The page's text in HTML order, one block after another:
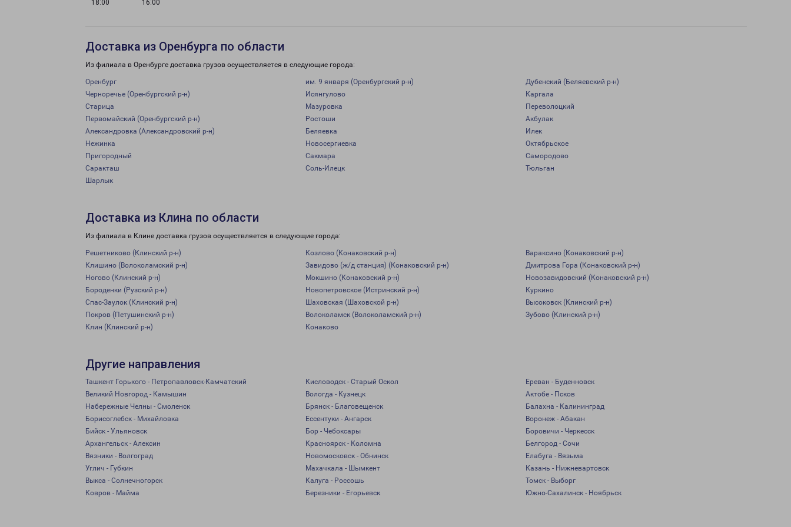
18:00
16:00
Доставка из Оренбурга по области
Из филиала в Оренбурге доставка грузов осуществляется в следующие города:
Оренбург им. 9 января (Оренбургский р-н)
Дубенский (Беляевский р-н)
Черноречье (Оренбургский р-н)
Исянгулово
Каргала
Старица
Мазуровка
Переволоцкий
Первомайский (Оренбургский р-н)
Ростоши
Акбулак
Александровка (Александровский р-н)
Беляевка
Илек
Нежинка
Новосергиевка
Октябрьское
Пригородный
Сакмара
Самородово
Саракташ
Соль-Илецк
Тюльган
Шарлык
Доставка из Клина по области
Из филиала в Клине доставка грузов осуществляется в следующие города:
Решетниково (Клинский р-н) Козлово (Конаковский р-н)
Вараксино (Конаковский р-н)
Клишино (Волоколамский р-н)
Завидово (ж/д станция) (Конаковский р-н)
Дмитрова Гора (Конаковский р-н)
Ногово (Клинский р-н)
Мокшино (Конаковский р-н)
Новозавидовский (Конаковский р-н)
Бороденки (Рузский р-н)
Новопетровское (Истринский р-н)
Куркино
Спас-Заулок (Клинский р-н)
Шаховская (Шаховской р-н)
Высоковск (Клинский р-н)
Покров (Петушинский р-н)
Волоколамск (Волоколамский р-н)
Зубово (Клинский р-н)
Клин (Клинский р-н)
Конаково
Другие направления
Ташкент Горького - Петропавловск-Камчатский Кисловодск - Старый Оскол
Ереван - Буденновск
Великий Новгород - Камышин
Вологда - Кузнецк
Актобе - Псков
Набережные Челны - Смоленск
Брянск - Благовещенск
Балахна - Калининград
Борисоглебск - Михайловка
Ессентуки - Ангарск
Воронеж - Абакан
Бийск - Ульяновск
Бор - Чебоксары
Боровичи - Черкесск
Архангельск - Алексин
Красноярск - Коломна
Белгород - Сочи
Вязники - Волгоград
Новомосковск - Обнинск
Елабуга - Вязьма
Углич - Губкин
Махачкала - Шымкент
Казань - Нижневартовск
Выкса - Солнечногорск
Калуга - Россошь
Томск - Выборг
Ковров - Майма
Березники - Егорьевск Южно-Сахалинск - Ноябрьск